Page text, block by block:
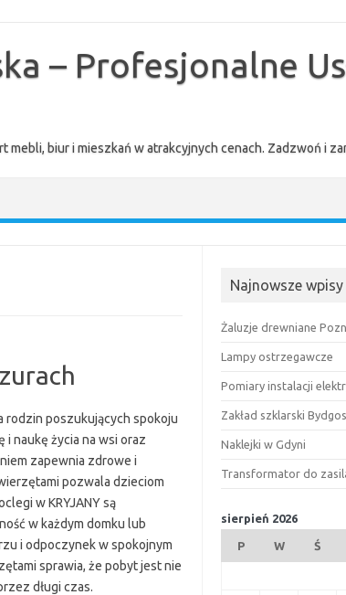
– Profesjonalne
biur i mieszkań w atrakcyjnych cenach. Zadzwoń i
rodzin poszukujących spokoju
naukę życia na wsi oraz
zapewnia zdrowe i
pozwala dzieciom
w KRYJANY są
w każdym domku lub
i odpoczynek w spokojnym
sprawia, że pobyt jest nie
długi czas.
Najnowsze wpisy
Żaluzje drewniane
Lampy ostrzegawcze
Pomiary instalacji
Zakład szklarski
Naklejki w Gdyni
Transformator do
sierpień 2026
P W Ś